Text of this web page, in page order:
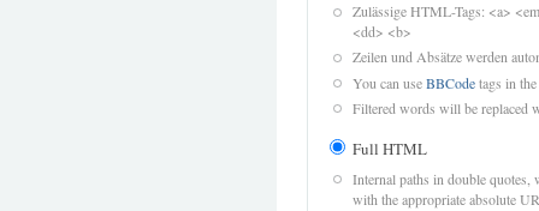
Zulässige HTML-Tags: <a>
<dd> <b>
Zeilen und Absätze werden
You can useBBCodetags in
Filtered words will be replaced
Full HTML
Internal paths in double quotes,
with the appropriate absolute